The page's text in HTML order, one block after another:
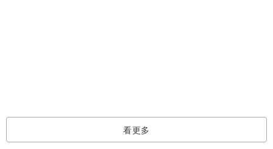
***************
請注意：未能提供Gift Message看更多